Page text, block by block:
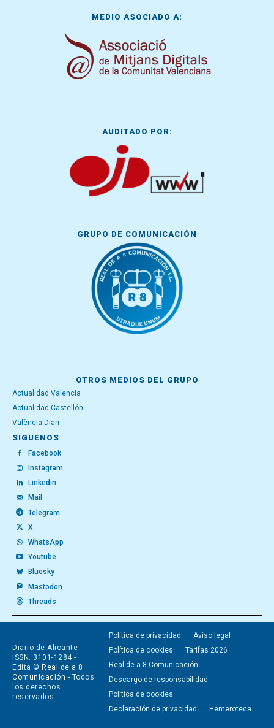
MEDIO ASOCIADO A:
AUDITADO POR:
GRUPO DE COMUNICACIÓN
OTROS MEDIOS DEL GRUPO
Actualidad Valencia
Actualidad Castellón
València Diari
SÍGUENOS
Facebook
Instagram
Linkedin
Mail
Telegram
X
WhatsApp
Youtube
Bluesky
Mastodon
Threads
Diario de Alicante
ISSN: 3101-1284 -
Edita © Real de a 8
Comunicación - Todos
los derechos
reservados
Política de privacidad
Aviso legal
Política de cookies
Tarifas 2026
Real de a 8 Comunicación
Descargo de responsabilidad
Política de cookies
Declaración de privacidad
Hemeroteca